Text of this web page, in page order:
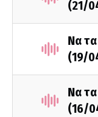
(21/
Να
(19/
Να
(16/